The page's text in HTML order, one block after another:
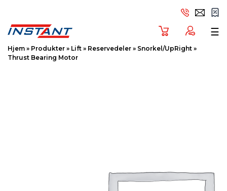
☰
Hjem » Produkter » Lift » Reservedeler » Snorkel/UpRight »
Thrust Bearing Motor